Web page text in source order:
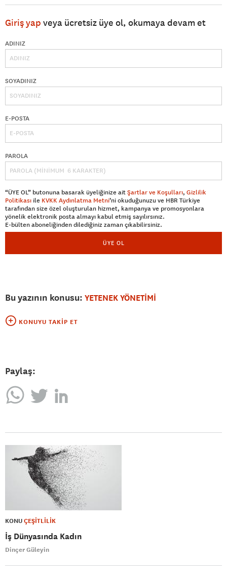
Giriş yap veya ücretsiz üye ol, okumaya devam et
ADINIZ
SOYADINIZ
E-POSTA
PAROLA
“ÜYE OL” butonuna basarak üyeliğinize aitŞartlar ve Koşulları, Gizlilik
Politikası ile KVKK Aydınlatma Metni’ni okuduğunuzu ve HBR Türkiye
tarafından size özel oluşturulan hizmet, kampanya ve promosyonlara
yönelik elektronik posta almayı kabul etmiş sayılırsınız.
E-bülten aboneliğinden dilediğiniz zaman çıkabilirsiniz.
ÜYE OL
Bu yazının konusu: YETENEK YÖNETİMİ
KONUYU TAKIP ET
Paylaş:
KONUÇEŞİTLİLİK
İş Dünyasında Kadın
Dinçer Güleyin